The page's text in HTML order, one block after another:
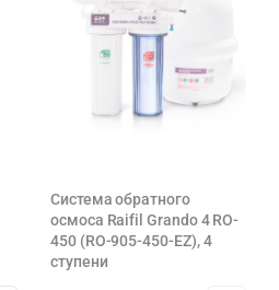
Система обратного
осмоса Raifil Grando 4 RO-
450 (RO-905-450-EZ), 4
ступени